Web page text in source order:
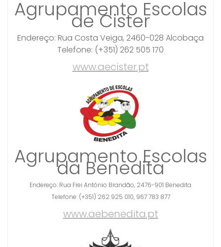
Agrupamento Escolas
de Cister
Endereço: Rua Costa Veiga, 2460-028 Alcobaça
Telefone: (+351) 262 505 170
www.aecister.pt
Agrupamento Escolas
da Benedita
Endereço: Rua Frei António Brandão, 2476-901 Benedita
Telefone: (+351) 262 925 010, 967 783 877
www.aebenedita.pt